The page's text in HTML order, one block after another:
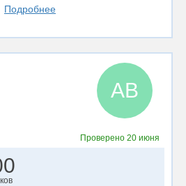
Подробнее
АВ
Проверено 20 июня